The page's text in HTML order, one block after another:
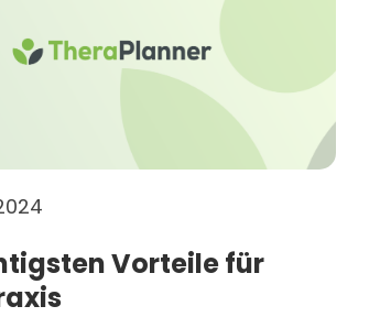
Vorteile für